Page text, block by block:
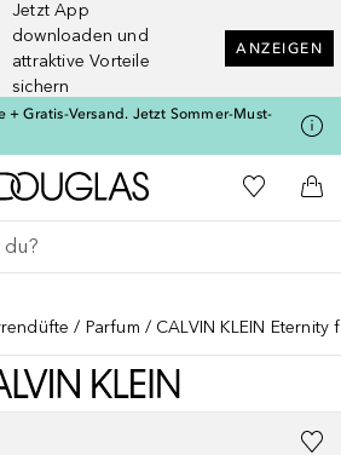
Jetzt App
downloaden und
attraktive Vorteile
sichern
ANZEIGEN
+ Gratis-Versand. Jetzt Sommer-Must-
Zur Douglas Startseite
Zu Meiner
Parfum CALVIN KLEIN